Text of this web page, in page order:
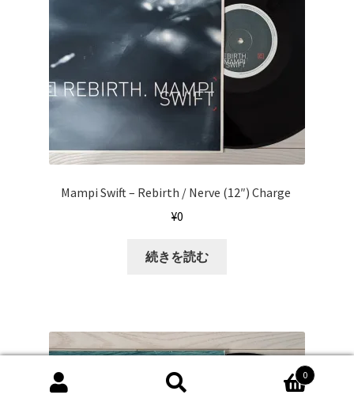
Mampi Swift ‎– Rebirth / Nerve (12″) Charge ‎
¥0
続きを読む
0